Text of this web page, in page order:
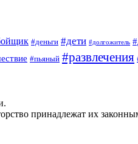
#деньги #дети #долгожитель
#пьяный #развлечения
принадлежат их